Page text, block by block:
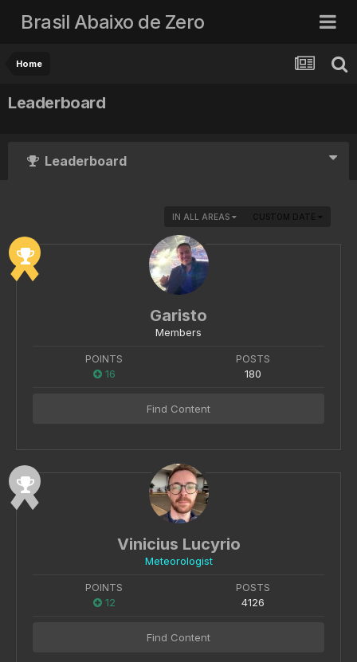
Brasil Abaixo de Zero
Home
Leaderboard
Leaderboard
IN ALL AREAS CUSTOM DATE
Garisto
Members
POINTS
16
POSTS
180
Find Content
Vinicius Lucyrio
Meteorologist
POINTS
12
POSTS
4126
Find Content